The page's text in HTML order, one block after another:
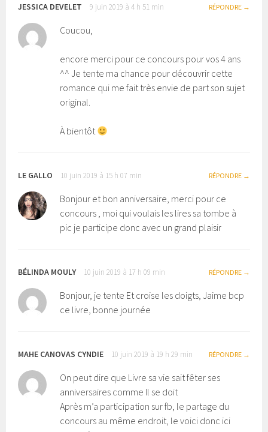
JESSICA DEVELET 9 juin 2019 à 4 h 51 min RÉPONDRE
Coucou,
encore merci pour ce concours pour vos 4 ans
^^ Je tente ma chance pour découvrir cette
romance qui me fait très envie de part son sujet
original.
À bientôt
LE GALLO 10 juin 2019 à 15 h 07 min RÉPONDRE
Bonjour et bon anniversaire, merci pour ce
concours , moi qui voulais les lires sa tombe à
pic je participe donc avec un grand plaisir
BÉLINDA MOULY 10 juin 2019 à 17 h 09 min RÉPONDRE
Bonjour, je tente Et croise les doigts, Jaime bcp
ce livre, bonne journée
MAHE CANOVAS CYNDIE 10 juin 2019 à 19 h 29 min RÉPONDRE
On peut dire que Livre sa vie sait fêter ses
anniversaires comme Il se doit
Après m’a participation sur fb, le partage du
concours au même endroit, le voici donc ici